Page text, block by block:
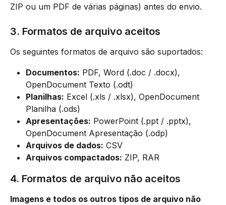
ZIP ou um PDF de várias páginas) antes do envio.
3. Formatos de arquivo aceitos
Os seguintes formatos de arquivo são suportados:
Documentos: PDF, Word (.doc / .docx),
OpenDocument Texto (.odt)
Planilhas: Excel (.xls / .xlsx), OpenDocument
Planilha (.ods)
Apresentações: PowerPoint (.ppt / .pptx),
OpenDocument Apresentação (.odp)
Arquivos de dados: CSV
Arquivos compactados: ZIP, RAR
4. Formatos de arquivo não aceitos
Imagens e todos os outros tipos de arquivo não